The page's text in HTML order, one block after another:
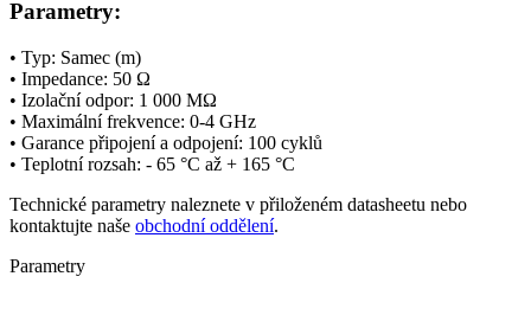
Parametry:
• Typ: Samec (m)
• Impedance: 50 Ω
• Izolační odpor: 1 000 MΩ
• Maximálnífrekvence: 0-4 GHz
• Garance připojení a odpojení: 100 cyklů
• Teplotní rozsah: - 65 °C až + 165 °C
Technické parametry naleznete v přiloženém datasheetu nebo
kontaktujte naše obchodní oddělení.
Parametry